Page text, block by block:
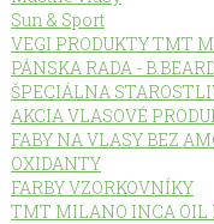
Sun & Sport
VEGI PRODUKTY TMT
PÁNSKA RADA -
ŠPECIÁLNA
AKCIA VLASOVÉ
FABY NA VLASY BEZ
OXIDANTY
FARBY VZORKOVNÍKY
TMT MILANO INCA OIL